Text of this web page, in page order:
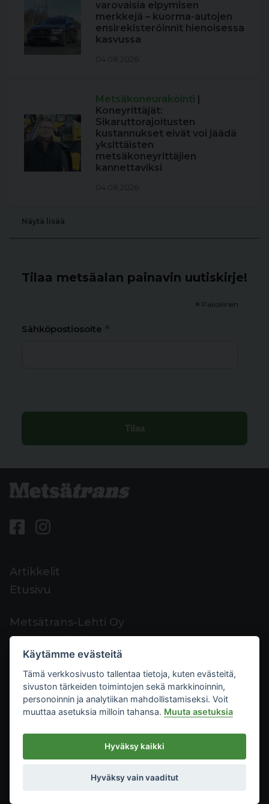
varovaisia elpymisen
merkkejä – kuorma-autojen
ensirekisteröinnit hienoisessa
kasvussa
04.08.2026
Metsäkoneurakointi |
Koneyrittäjät:
Sikaruttorajoitusten
kustannukset eivät voi jäädä
yksittäisten
metsäkoneyrittäjien
kannettaviksi
04.08.2026
Näytä lisää
Tilaa metsäalan painavin uutiskirje!
* Pakollinen
Sähköpostiosoite *
Artikkelit
Etusivu
Metsätrans-Lehti Oy
Asiakaspalvelu
Yhteystiedot
Palaute
Mediakortti
Metsätrans-Lehti Oy
2026
Tietosuoja
Käytämme evästeitä
Tämä verkkosivusto tallentaa tietoja, kuten evästeitä,
sivuston tärkeiden toimintojen sekä markkinoinnin,
personoinnin ja analytiikan mahdollistamiseksi. Voit
muuttaa asetuksia milloin tahansa. Muuta asetuksia
Hyväksy kaikki
Hyväksy vain vaaditut